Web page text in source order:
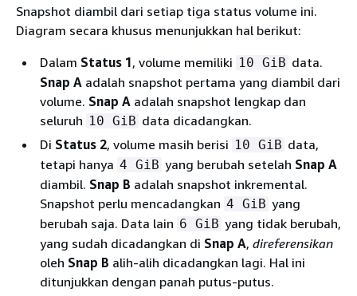
Snapshot diambil dari setiap tiga status volume ini.
Diagram secara khusus menunjukkan hal berikut:
Dalam Status 1, volume memiliki 10 GiB data.
Snap A adalah snapshot pertama yang diambil dari
volume. Snap A adalah snapshot lengkap dan
seluruh 10 GiB data dicadangkan.
Di Status 2, volume masih berisi 10 GiB data,
tetapi hanya 4 GiB yang berubah setelah Snap A
diambil. Snap B adalah snapshot inkremental.
Snapshot perlu mencadangkan 4 GiB yang
berubah saja. Data lain 6 GiB yang tidak berubah,
yang sudah dicadangkan di Snap A, direferensikan
oleh Snap B alih-alih dicadangkan lagi. Hal ini
ditunjukkan dengan panah putus-putus.